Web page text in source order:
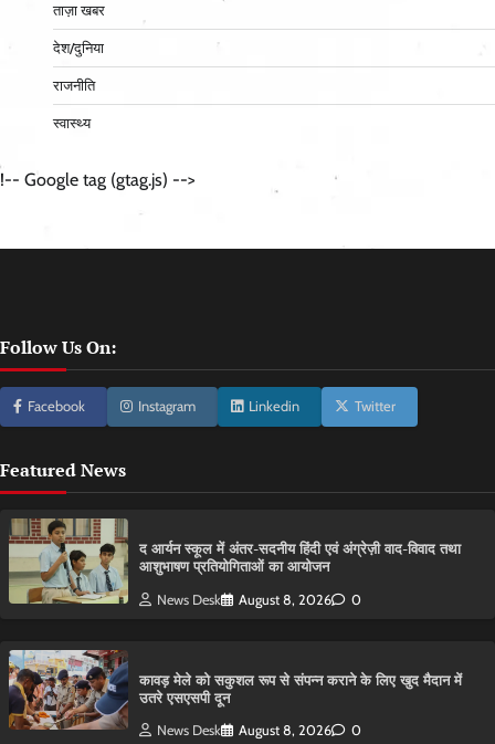
ताज़ा खबर
देश/दुनिया
राजनीति
स्वास्थ्य
!-- Google tag (gtag.js) -->
Follow Us On:
Facebook Instagram Linkedin Twitter
Featured News
द आर्यन स्कूल में अंतर-सदनीय हिंदी एवं अंग्रेज़ी वाद-विवाद तथा
आशुभाषण प्रतियोगिताओं का आयोजन
News Desk August 8, 2026 0
कावड़ मेले को सकुशल रूप से संपन्न कराने के लिए खुद मैदान में
उतरे एसएसपी दून
News Desk August 8, 2026 0